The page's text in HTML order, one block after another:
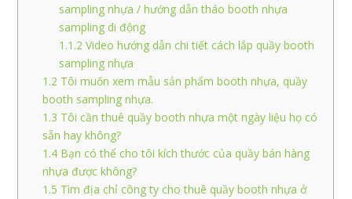
sampling nhựa / hướng dẫn tháo booth nhựa
sampling di động
1.1.2 Video hướng dẫn chi tiết cách lắp quầy booth
sampling nhựa
1.2 Tôi muốn xem mẫu sản phẩm booth nhựa, quầy
booth sampling nhựa.
1.3 Tôi cần thuê quầy booth nhựa một ngày liệu họ có
sẵn hay không?
1.4 Bạn có thể cho tôi kích thước của quầy bán hàng
nhựa được không?
1.5 Tìm địa chỉ công ty cho thuê quầy booth nhựa ở